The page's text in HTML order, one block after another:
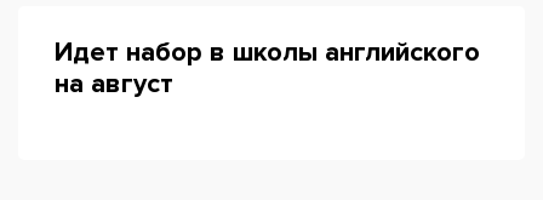
Идет набор в школы английского
на август